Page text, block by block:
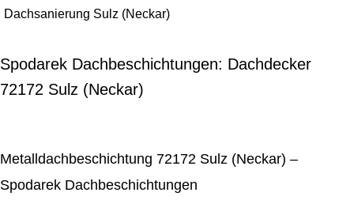
Dachsanierung Sulz (Neckar)
Spodarek Dachbeschichtungen: Dachdecker
72172 Sulz (Neckar)
Metalldachbeschichtung 72172 Sulz (Neckar) –
Spodarek Dachbeschichtungen